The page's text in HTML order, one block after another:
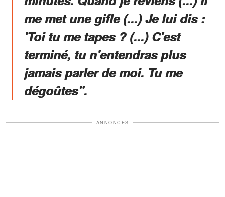
me met une gifle (...) Je lui dis :
'Toi tu me tapes ? (...) C'est
terminé, tu n'entendras plus
jamais parler de moi. Tu me
dégoûtes”.
ANNONCES